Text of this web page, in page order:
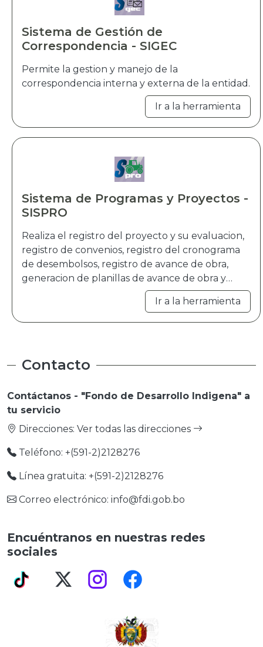
Sistema de Gestión de
Correspondencia - SIGEC
Permite la gestion y manejo de la
correspondencia interna y externa de la entidad.
Ir a la herramienta
Sistema de Programas y Proyectos -
SISPRO
Realiza el registro del proyecto y su evaluacion,
registro de convenios, registro del cronograma
de desembolsos, registro de avance de obra,
generacion de planillas de avance de obra y
modificaciones al proyecto. Tambien se
incorpora los modulos de seguimiento y cierre
de proyectos..
Ir a la herramienta
Contacto
Contáctanos - "Fondo de Desarrollo Indigena" a
tu servicio
Direcciones: Ver todas las direcciones
Teléfono: +(591-2)2128276
Línea gratuita: +(591-2)2128276
Correo electrónico: info@fdi.gob.bo
Encuéntranos en nuestras redes
sociales